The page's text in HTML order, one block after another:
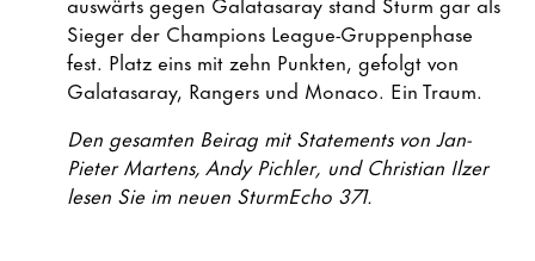
Sieger der Champions League-Gruppenphase
fest. Platz eins mit zehn Punkten, gefolgt von
Galatasaray, Rangers und Monaco. Ein Traum.
Den gesamten Beirag mit Statements von Jan-
Pieter Martens, Andy Pichler, und Christian Ilzer
lesen Sie im neuen SturmEcho 371.